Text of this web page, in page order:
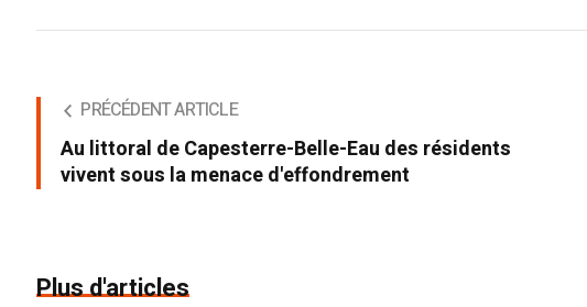
PRÉCÉDENT ARTICLE
Au littoral de Capesterre-Belle-Eau des résidents
vivent sous la menace d'effondrement
Plus d'articles